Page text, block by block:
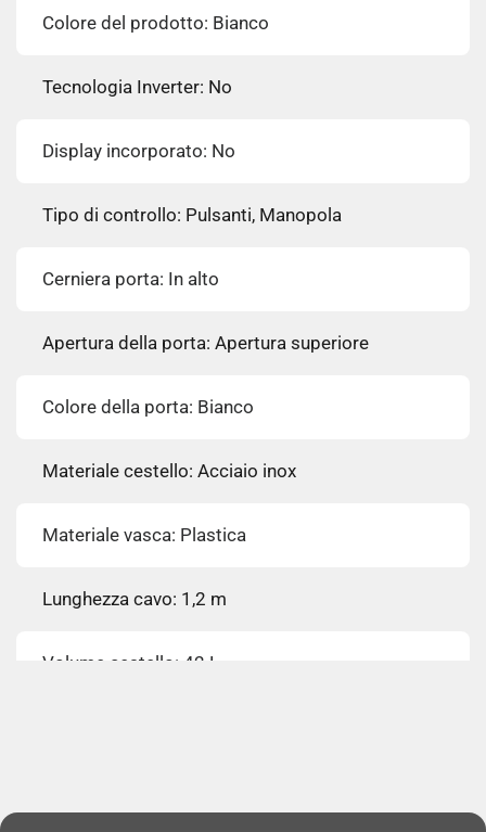
Colore del prodotto: Bianco
Tecnologia Inverter: No
Display incorporato: No
Tipo di controllo: Pulsanti, Manopola
Cerniera porta: In alto
Apertura della porta: Apertura superiore
Colore della porta: Bianco
Materiale cestello: Acciaio inox
Materiale vasca: Plastica
Lunghezza cavo: 1,2 m
Volume cestello: 42 L
PRESTAZIONE